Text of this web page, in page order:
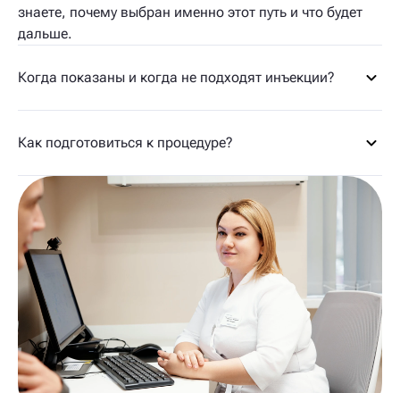
знаете, почему выбран именно этот путь и что будет
дальше.
Когда показаны и когда не подходят инъекции?
Как подготовиться к процедуре?